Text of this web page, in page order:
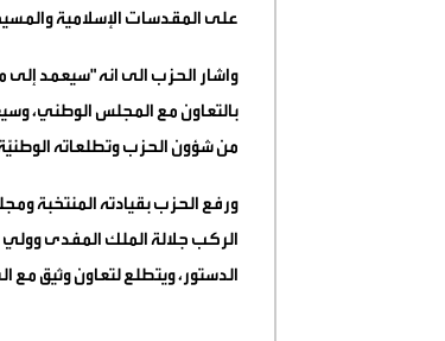
على المقدسات الإسلامية
واشار الحزب الى انه "سيعمد إلى
بالتعاون مع المجلس الوطني،
من شؤون الحزب وتطلعاته
ورفع الحزب بقيادته المنتخبة
الركب جلالة الملك المفدى
الدستور، ويتطلع لتعاون وثيق مع